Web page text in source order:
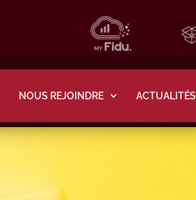
NOUS REJOINDRE ACTUALITÉS